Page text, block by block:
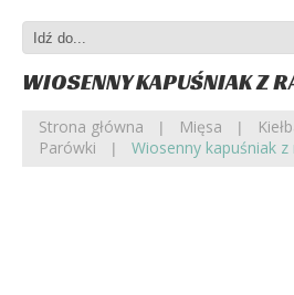
WIOSENNY KAPUŚNIAK Z
Strona główna Mięsa
Parówki
Wiosenny kapuśniak